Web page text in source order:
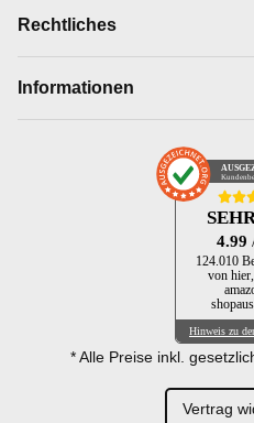
Rechtliches
Informationen
4.99
124.010
von
Hinweis zu
* Alle Preise inkl.
Vertrag